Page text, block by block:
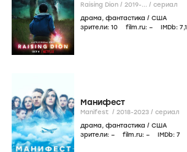
Raising Dion / 2019-... / сериал
драма, фантастика / США
зрители: 10 film.ru: – IMDb: 7,1
Манифест
Manifest / 2018-2023 / сериал
драма, фантастика / США
зрители: – film.ru: – IMDb: 7